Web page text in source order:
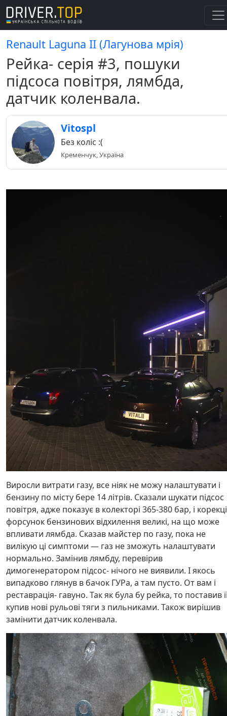
Renault Laguna II (Лагунова мрія)
Рейка- серія #3, пошуки
підсоса повітря, лямбда,
датчик коленвала.
Vitospl
Без коліс :(
Кременчук, Україна
Виросли витрати газу, все ніяк не можу налаштувати і
бензину по місту бере 14 літрів. Сказали шукати підсос
повітря, адже показує в колекторі 365-380 бар, і
форсунок бензинових відхилення великі, на що може
впливати лямбда. Сказав майстер по газу, пока не
вилікую ці симптоми — газ не зможуть налаштувати
нормально. Замінив лямбду, перевірив
димогенератором підсос- нічого не виявили. І якось
випадково глянув в бачок ГУРа, а там пусто. От вам і
реставрація- гавуно. Так як була бу рейка, то поставив
купив нові рульові тяги з пильниками. Також вирішив
замінити датчик коленвала.